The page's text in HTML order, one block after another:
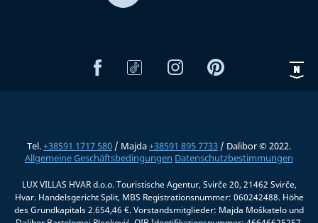
Tel.+38591 1717 580 / Majda+38591 895 7733 / Dalibor © 2022.
Allgemeine Geschäftsbedingungen Datenschutzbestimmungen
LUX VILLAS HVAR d.o.o. Touristische Agentur, Svirče 20, 21462 Svirče,
Hvar. Handelsgericht Split, MBS Registrationsnummer: 060242488. Höhe
des Grundkapitals 2.654,46 €. Vorstandsmitglieder: Majda Moškatelo und